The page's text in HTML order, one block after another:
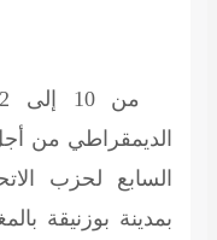
الديمقراطي من
السابع لحزب
بمدينة بوزنيقة